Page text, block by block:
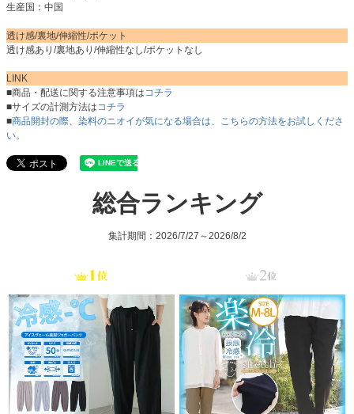
生産国：中国
透け感/裏地/伸縮性/ポケット
透け感あり/裏地あり/伸縮性なし/ポケットなし
LINK
■商品・配送に関する注意事項はコチラ
■サイズの計測方法はコチラ
■商品開封の際、染料のニオイが気になる場合は、こちらの方法をお試しくださ
い。
総合ランキング
集計期間：2026/7/27～2026/8/2